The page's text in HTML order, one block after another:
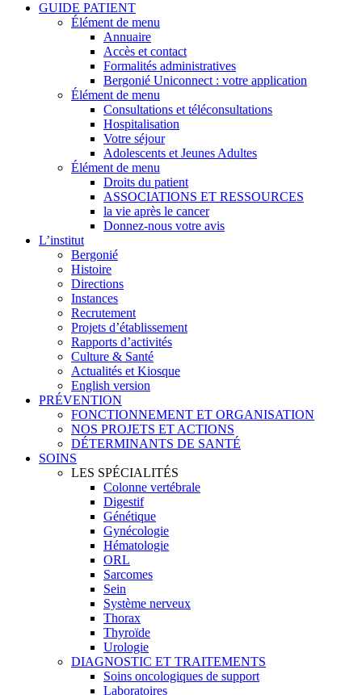
GUIDE PATIENT
Élément de menu
Annuaire
Accès et contact
Formalités administratives
Bergonié Uniconnect : votre application
Élément de menu
Consultations et téléconsultations
Hospitalisation
Votre séjour
Adolescents et Jeunes Adultes
Élément de menu
Droits du patient
ASSOCIATIONS ET RESSOURCES
la vie après le cancer
Donnez-nous votre avis
L’institut
Bergonié
Histoire
Directions
Instances
Recrutement
Projets d’établissement
Rapports d’activités
Culture & Santé
Actualités et Kiosque
English version
PRÉVENTION
FONCTIONNEMENT ET ORGANISATION
NOS PROJETS ET ACTIONS
DÉTERMINANTS DE SANTÉ
SOINS
LES SPÉCIALITÉS
Colonne vertébrale
Digestif
Génétique
Gynécologie
Hématologie
ORL
Sarcomes
Sein
Système nerveux
Thorax
Thyroïde
Urologie
DIAGNOSTIC ET TRAITEMENTS
Soins oncologiques de support
Laboratoires